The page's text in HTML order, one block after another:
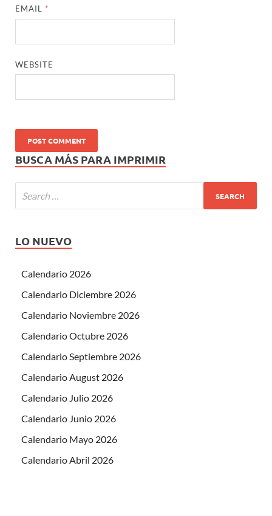
EMAIL *
WEBSITE
BUSCA MÁS PARA IMPRIMIR
LO NUEVO
Calendario 2026
Calendario Diciembre 2026
Calendario Noviembre 2026
Calendario Octubre 2026
Calendario Septiembre 2026
Calendario August 2026
Calendario Julio 2026
Calendario Junio 2026
Calendario Mayo 2026
Calendario Abril 2026